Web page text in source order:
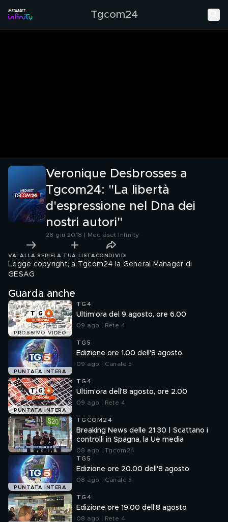
Tgcom24
Veronique Desbrosses a
Tgcom24: "La libertà
d'espressione nel Dna dei
nostri autori"
28 giu 2018 | Mediaset Infinity
VAI ALLA SERIE LA TUA LISTA CONDIVIDI
Legge copyright, a Tgcom24 la General Manager di
GESAG
Guarda anche
PROSSIMO VIDEO
TG4
Ultim'ora del 9 agosto, ore 6.00
09 ago | Rete 4
PUNTATA INTERA
TG5
Edizione ore 1.00 dell'8 agosto
09 ago | Canale 5
PUNTATA INTERA
TG4
Ultim'ora dell'8 agosto, ore 2.00
09 ago | Rete 4
TGCOM24
Breaking News delle 21.30 | Scattano i
controlli in Spagna, la Ue media
08 ago | Tgcom24
PUNTATA INTERA
TG5
Edizione ore 20.00 dell'8 agosto
08 ago | Canale 5
TG4
Edizione ore 19.00 dell'8 agosto
08 ago | Rete 4